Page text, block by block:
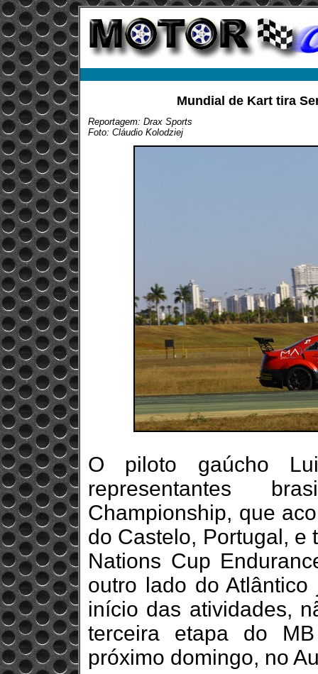
Mundial de Kart tira
Reportagem: Drax Sports
Foto: Cláudio Kolodziej
O piloto gaúcho
representantes
Championship, que
do Castelo, Portugal, e
Nations Cup
outro lado do
início das atividades,
terceira etapa do
próximo domingo, no